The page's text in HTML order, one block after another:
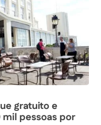
gratuito e
pessoas por